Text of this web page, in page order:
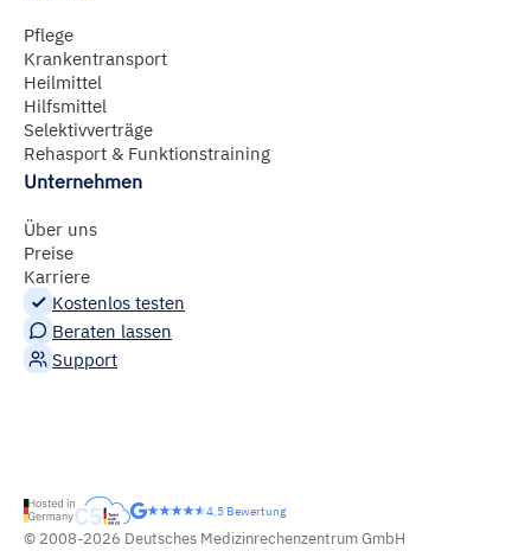
Pflege
Krankentransport
Heilmittel
Hilfsmittel
Selektivverträge
Rehasport & Funktionstraining
Unternehmen
Über uns
Preise
Karriere
Kostenlos testen
Beraten lassen
Support
4.5 Bewertung
© 2008-2026 Deutsches Medizinrechenzentrum GmbH